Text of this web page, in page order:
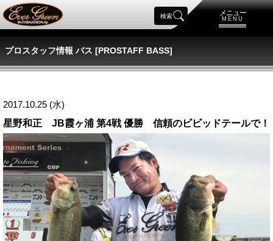
メニュー
MENU
検索
プロスタッフ情報 バス [PROSTAFF BASS]
2017.10.25 (水)
星野和正 JB霞ヶ浦 第4戦 優勝 信頼のビビッドテールで！